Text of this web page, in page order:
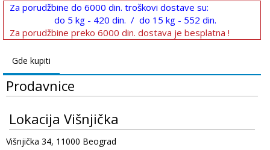
Za porudžbine do 6000 din. troškovi dostave su:
do 5 kg - 420 din. / do 15 kg - 552 din.
Za porudžbine preko 6000 din. dostava je besplatna !
Gde kupiti
Prodavnice
Lokacija Višnjička
Višnjička 34, 11000 Beograd